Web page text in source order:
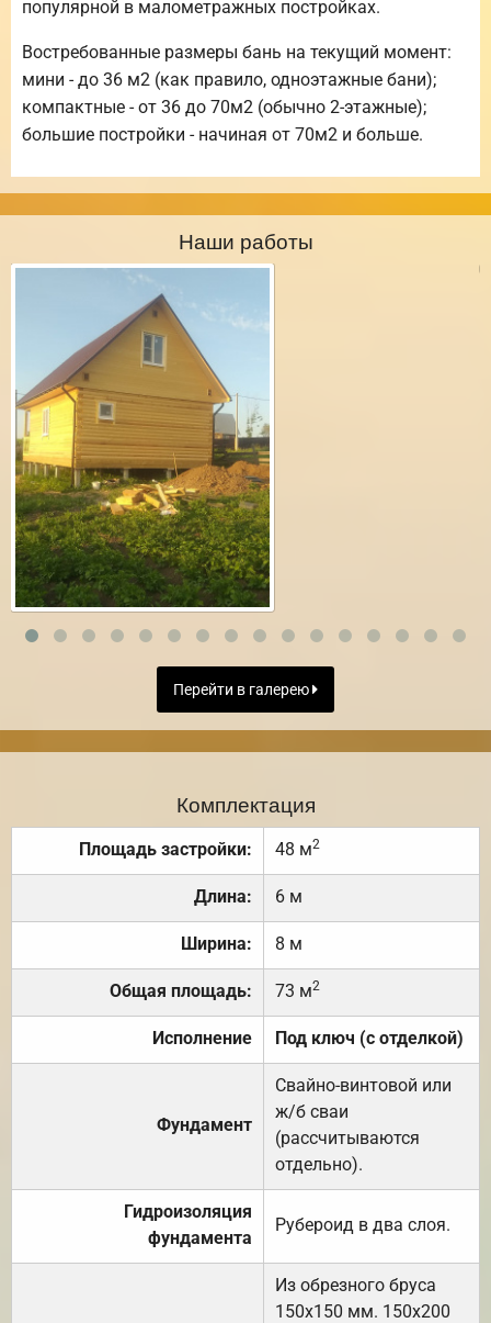
популярной в малометражных постройках.
Востребованные размеры бань на текущий момент:
мини - до 36 м2 (как правило, одноэтажные бани);
компактные - от 36 до 70м2 (обычно 2-этажные);
большие постройки - начиная от 70м2 и больше.
Наши работы
Перейти в галерею
Комплектация
Площадь застройки: 48 м2
Длина: 6 м
Ширина: 8 м
Общая площадь: 73 м2
Исполнение Под ключ (с отделкой)
Фундамент
Свайно-винтовой или
ж/б сваи
(рассчитываются
отдельно).
Гидроизоляция
фундамента
Рубероид в два слоя.
Из обрезного бруса
150х150 мм. 150х200